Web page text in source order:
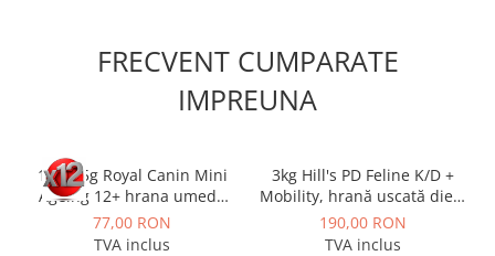
FRECVENT CUMPARATE
IMPREUNA
12 x 85g Royal Canin Mini
Ageing 12+ hrana umeda
caine senior
77,00 RON
TVA inclus
3kg Hill's PD Feline K/D +
Mobility, hrană uscată dietă
veterinară pentru pisici cu
probleme renale
190,00 RON
TVA inclus